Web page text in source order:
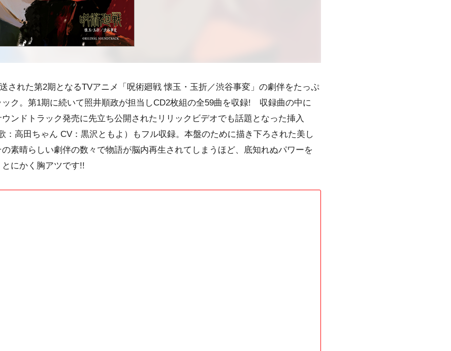
された第2期となるTVアニメ「呪術廻戦 懐玉・玉折／渋谷事変」の劇伴をたっぷ
ック。第1期に続いて照井順政が担当しCD2枚組の全59曲を収録! 収録曲の中に
ンドトラック発売に先立ち公開されたリリックビデオでも話題となった挿入
：高田ちゃん CV：黒沢ともよ）もフル収録。本盤のために描き下ろされた美し
素晴らしい劇伴の数々で物語が脳内再生されてしまうほど、底知れぬパワーを
にかく胸アツです!!